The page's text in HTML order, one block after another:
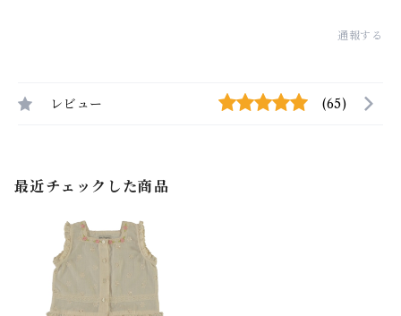
通報する
レビュー (65)
最近チェックした商品